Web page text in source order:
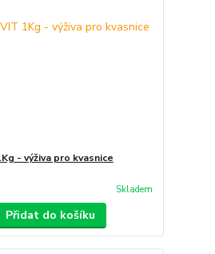
- výživa pro kvasnice
Skladem
Přidat do košíku